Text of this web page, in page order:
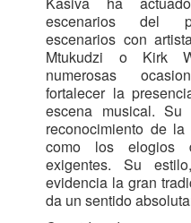
escenarios del
escenarios con
Mtukudzi o Kirk
numerosas
fortalecer la
escena musical.
reconocimiento de
como los elogios
exigentes. Su
evidencia la gran
da un sentido